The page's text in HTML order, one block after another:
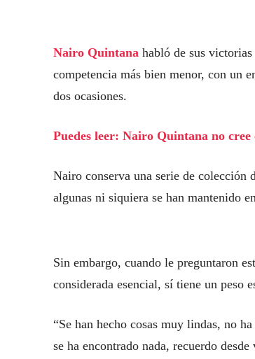
Nairo Quintana habló de sus
competencia más bien menor, con un
dos ocasiones.
Puedes leer: Nairo Quintana no
Nairo conserva una serie de colección
algunas ni siquiera se han mantenido
Sin embargo, cuando le preguntaron
considerada esencial, sí tiene un peso
“Se han hecho cosas muy lindas, no
se ha encontrado nada, recuerdo